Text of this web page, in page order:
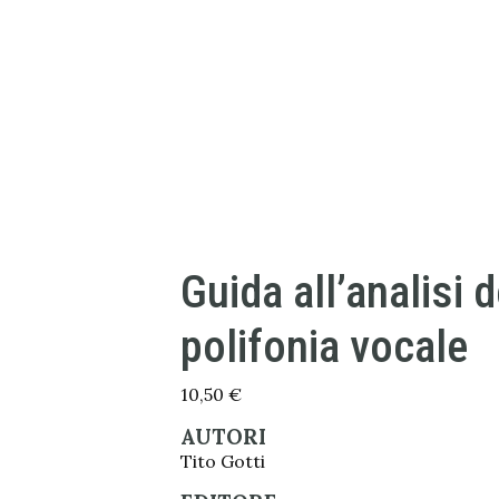
Guida all’analisi
polifonia vocale
10,50 €
AUTORI
Tito Gotti